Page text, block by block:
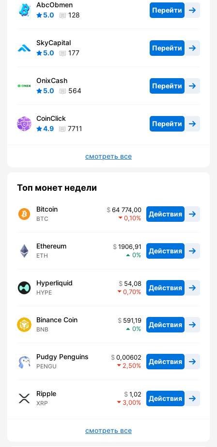
AbcObmen
5.0
128
Перейти
SkyCapital
5.0
177
Перейти
OnixCash
5.0
564
Перейти
CoinClick
4.9
7711
Перейти
смотреть все
Топ монет недели
Bitcoin
BTC
64 774,00
0,10
Действия
Ethereum
ETH
1906,91
0
Действия
Hyperliquid
HYPE
54,08
0,70
Действия
Binance Coin
BNB
591,19
0
Действия
Pudgy Penguins
PENGU
0,00602
2,50
Действия
Ripple
XRP
1,02
3,00
Действия
смотреть все